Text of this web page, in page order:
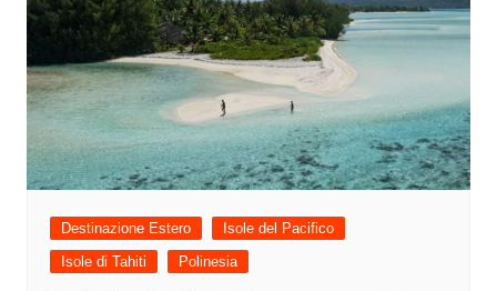
Destinazione Estero
Isole del Pacifico
Isole di Tahiti
Polinesia